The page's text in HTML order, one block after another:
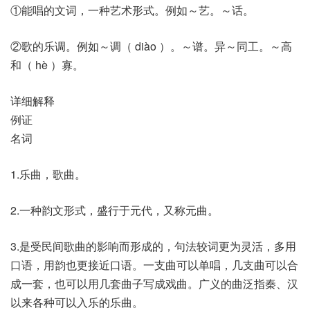
①能唱的文词，一种艺术形式。例如～艺。～话。
②歌的乐调。例如～调（ diào ）。～谱。异～同工。～高
和（ hè ）寡。
详细解释
例证
名词
1.乐曲，歌曲。
2.一种韵文形式，盛行于元代，又称元曲。
3.是受民间歌曲的影响而形成的，句法较词更为灵活，多用
口语，用韵也更接近口语。一支曲可以单唱，几支曲可以合
成一套，也可以用几套曲子写成戏曲。广义的曲泛指秦、汉
以来各种可以入乐的乐曲。